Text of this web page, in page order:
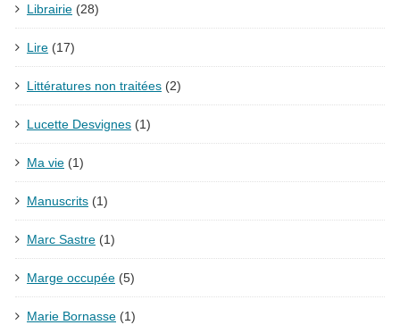
Librairie (28)
Lire (17)
Littératures non traitées (2)
Lucette Desvignes (1)
Ma vie (1)
Manuscrits (1)
Marc Sastre (1)
Marge occupée (5)
Marie Bornasse (1)